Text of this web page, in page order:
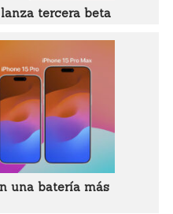
lanza tercera beta
una batería más